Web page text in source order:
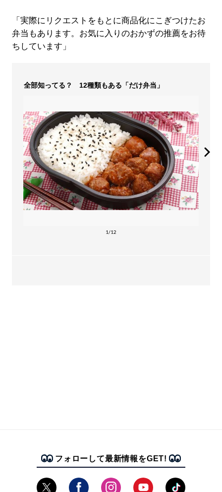
「実際にリクエストをもとに商品化にこぎつけたお
弁当もあります。お気に入りのおかずの推薦をお待
ちしています」
全部知ってる？ 12種類もある「だけ弁当」
1/12
フォローして最新情報をGET!